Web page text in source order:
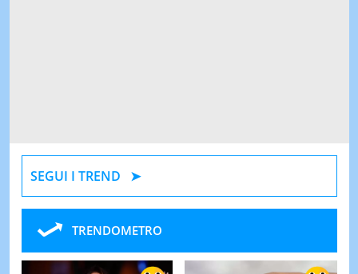
SEGUI I TREND
TRENDOMETRO